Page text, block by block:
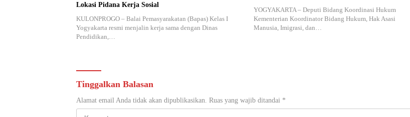
Lokasi Pidana Kerja Sosial
KULONPROGO – Balai Pemasyarakatan (Bapas) Kelas I
Yogyakarta resmi menjalin kerja sama dengan Dinas
Pendidikan,…
YOGYAKARTA – Deputi Bidang Koordinasi Hukum
Kementerian Koordinator Bidang Hukum, Hak Asasi
Manusia, Imigrasi, dan…
Tinggalkan Balasan
Alamat email Anda tidak akan dipublikasikan. Ruas yang wajib ditandai *